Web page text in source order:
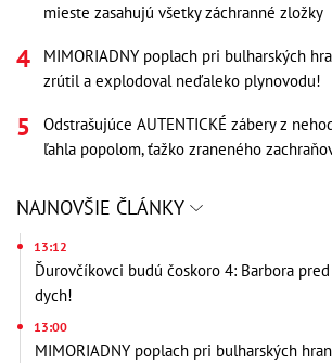
mieste zasahujú všetky záchranné zložky
MIMORIADNY poplach pri bulharských
zrútil a explodoval neďaleko plynovodu!
Odstrašujúce AUTENTICKÉ zábery z
ľahla popolom, ťažko zraneného
NAJNOVŠIE ČLÁNKY
13:12
Ďurovčíkovci budú čoskoro 4: Barbora
dych!
13:00
MIMORIADNY poplach pri bulharských